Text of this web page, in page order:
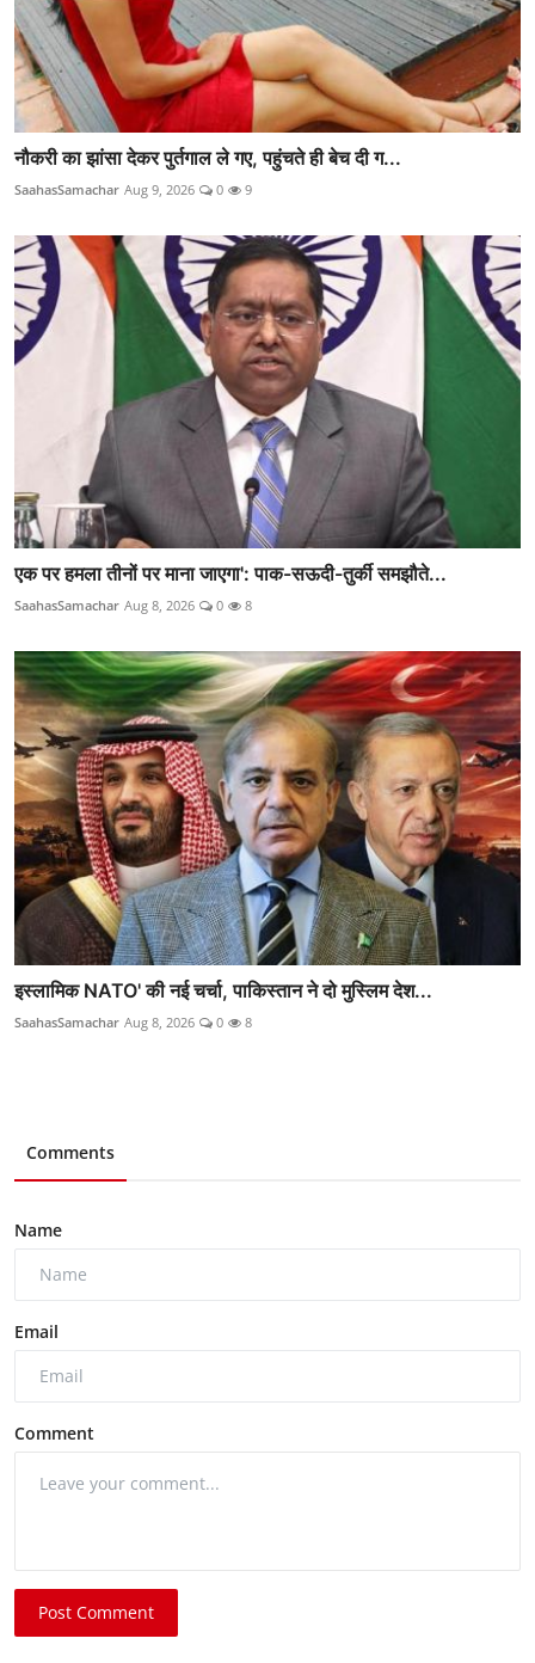
नौकरी का झांसा देकर पुर्तगाल ले गए, पहुंचते ही बेच दी ग...
SaahasSamachar Aug 9, 2026 0 9
एक पर हमला तीनों पर माना जाएगा': पाक-सऊदी-तुर्की समझौते...
SaahasSamachar Aug 8, 2026 0 8
इस्लामिक NATO' की नई चर्चा, पाकिस्तान ने दो मुस्लिम देश...
SaahasSamachar Aug 8, 2026 0 8
Comments
Name
Email
Comment
Post Comment